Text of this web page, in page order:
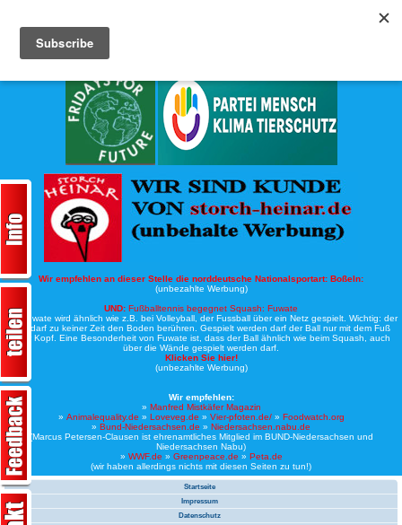
Wir empfehlen an dieser Stelle die norddeutsche Nationalsportart: Boßeln:
(unbezahlte Werbung)
UND: Fußballtennis begegnet Squash: Fuwate
Bei Fuwate wird ähnlich wie z.B. bei Volleyball, der Fussball über ein Netz gespielt. Wichtig: der
Ball darf zu keiner Zeit den Boden berühren. Gespielt werden darf der Ball nur mit dem Fuß
oder Kopf. Eine Besonderheit von Fuwate ist, dass der Ball ähnlich wie beim Squash, auch
über die Wände gespielt werden darf.
Klicken Sie hier!
(unbezahlte Werbung)
Wir empfehlen:
» Manfred Mistkäfer Magazin
» Animalequality.de » Loveveg.de » Vier-pfoten.de/» Foodwatch.org
» Bund-Niedersachsen.de » Niedersachsen.nabu.de
(Marcus Petersen-Clausen ist ehrenamtliches Mitglied im BUND-Niedersachsen und
Niedersachsen Nabu)
» WWF.de » Greenpeace.de » Peta.de
(wir haben allerdings nichts mit diesen Seiten zu tun!)
Startseite
Impressum
Datenschutz